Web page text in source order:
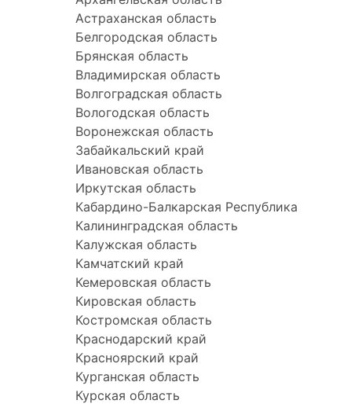
Астраханская область
Белгородская область
Брянская область
Владимирская область
Волгоградская область
Вологодская область
Воронежская область
Забайкальский край
Ивановская область
Иркутская область
Кабардино-Балкарская Республика
Калининградская область
Калужская область
Камчатский край
Кемеровская область
Кировская область
Костромская область
Краснодарский край
Красноярский край
Курганская область
Курская область